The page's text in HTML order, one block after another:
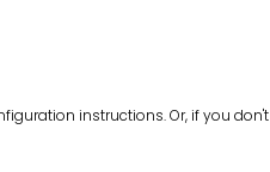
instructions. Or, if you don't